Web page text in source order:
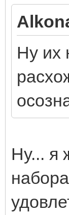
Ну их
Ну... я